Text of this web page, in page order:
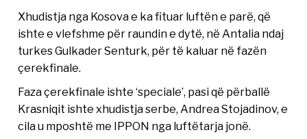
Xhudistja nga Kosova e ka fituar luftën e parë, që
ishte e vlefshme për raundin e dytë, në Antalia ndaj
turkes Gulkader Senturk, për të kaluar në fazën
çerekfinale.
Faza çerekfinale ishte ‘speciale’, pasi që përballë
Krasniqit ishte xhudistja serbe, Andrea Stojadinov, e
cila u mposhtë me IPPON nga luftëtarja jonë.